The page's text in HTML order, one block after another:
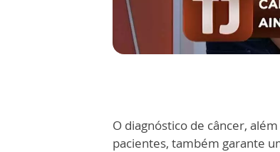
O diagnóstico de câncer,
pacientes, também garante